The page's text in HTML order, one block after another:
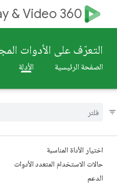
& Video 360
التعرّف على الأدوات
الصفحة الرئيسية الأدلة
اختيار الأداة المناسبة
حالات الاستخدام المتعدد الأدوات
الدعم